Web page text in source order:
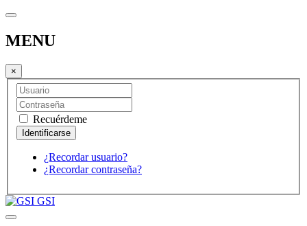
MENU
×
Recuérdeme
¿Recordar usuario?
¿Recordar contraseña?
GSI